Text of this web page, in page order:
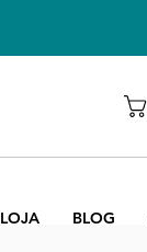
LOJA BLOG